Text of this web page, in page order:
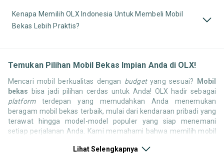
Kenapa Memilih OLX Indonesia Untuk Membeli Mobil
Bekas Lebih Praktis?
Temukan Pilihan Mobil Bekas Impian Anda di OLX!
Mencari mobil berkualitas dengan budgetyang sesuai? Mobil
bekas bisa jadi pilihan cerdas untuk Anda! OLX hadir sebagai
platformterdepan yang memudahkan Anda menemukan
beragam mobil bekas terbaik, mulai dari kendaraan pribadi yang
terawat hingga model-model populer yang siap menemani
setiap perjalanan Anda. Kami memahami bahwa memilih mobil
ribuan daftar dari penjual terpercaya di seluruh Indonesia.
Lihat Selengkapnya